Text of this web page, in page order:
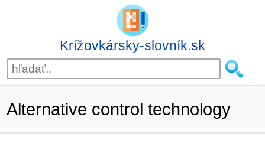
Krížovkársky-slovník.sk
Alternative control technology